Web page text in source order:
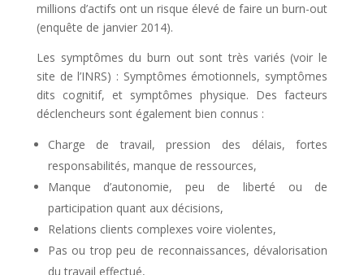
millions d’actifs ont un risque élevé de faire un burn-out
(enquête de janvier 2014).
Les symptômes du burn out sont très variés (voir le
site de l’INRS) : Symptômes émotionnels, symptômes
dits cognitif, et symptômes physique. Des facteurs
déclencheurs sont également bien connus :
Charge de travail, pression des délais, fortes
responsabilités, manque de ressources,
Manque d’autonomie, peu de liberté ou de
participation quant aux décisions,
Relations clients complexes voire violentes,
Pas ou trop peu de reconnaissances, dévalorisation
du travail effectué,